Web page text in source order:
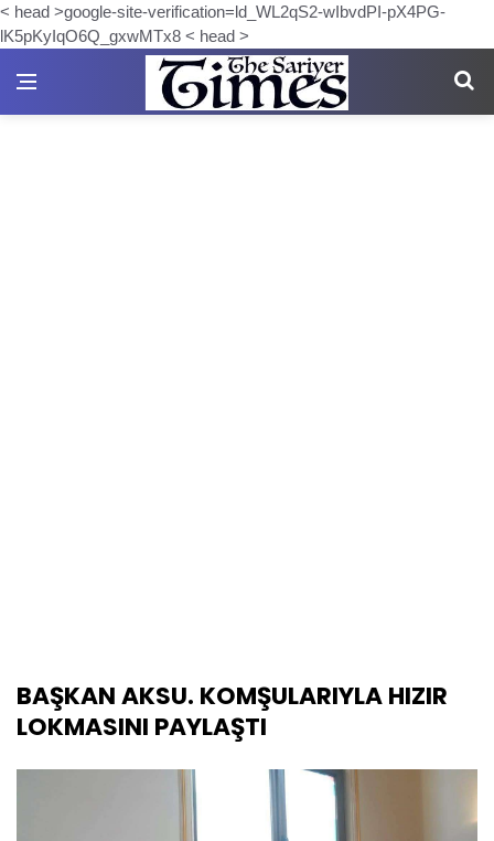
< head >google-site-verification=ld_WL2qS2-wIbvdPI-pX4PG-
lK5pKyIqO6Q_gxwMTx8 < head >
BAŞKAN AKSU. KOMŞULARIYLA HIZIR
LOKMASINI PAYLAŞTI